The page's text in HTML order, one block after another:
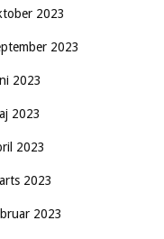
2023
2023
2023
2023
2023
2023
2023